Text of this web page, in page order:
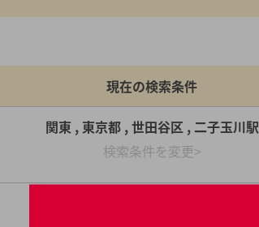
現在の検索条件
関東 , 東京都 , 世田谷区 , 二子玉川駅
検索条件を変更>